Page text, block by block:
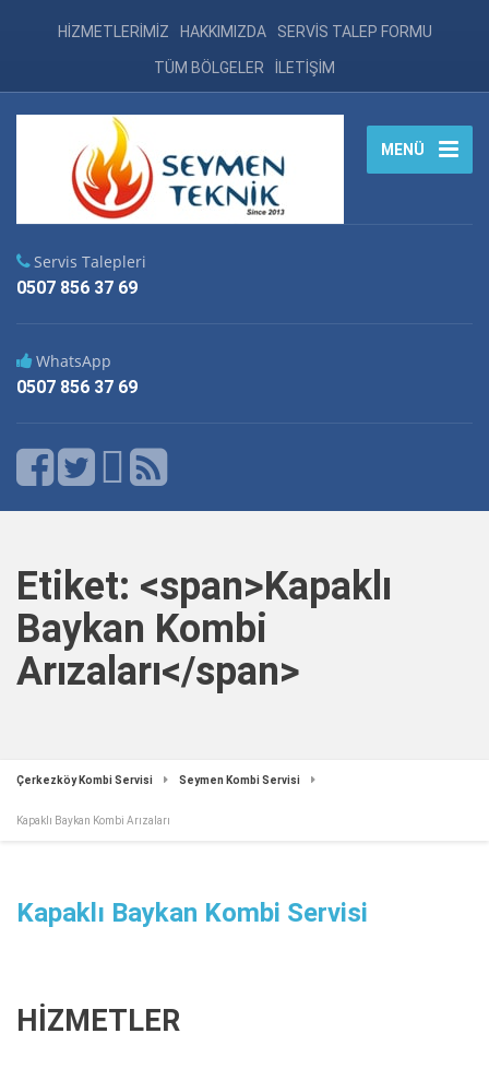
HİZMETLERİMİZ HAKKIMIZDA SERVİS TALEP FORMU
TÜM BÖLGELER İLETİŞİM
MENÜ
Servis Talepleri
0507 856 37 69
WhatsApp
0507 856 37 69
Etiket: <span>Kapaklı
Baykan Kombi
Arızaları</span>
Çerkezköy Kombi Servisi Seymen Kombi Servisi
Kapaklı Baykan Kombi Arızaları
Kapaklı Baykan Kombi Servisi
HİZMETLER